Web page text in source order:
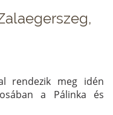
rendezik meg idén
a Pálinka és